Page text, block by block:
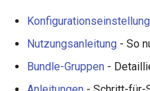
Nutzungsanleitung - So
Bundle-Gruppen -